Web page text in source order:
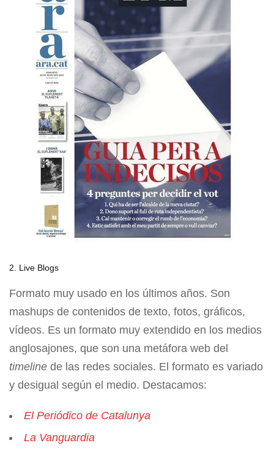
2. Live Blogs
Formato muy usado en los últimos años. Son
mashups de contenidos de texto, fotos, gráficos,
vídeos. Es un formato muy extendido en los medios
anglosajones, que son una metáfora web del
timeline de las redes sociales. El formato es variado
y desigual según el medio. Destacamos:
El Periódico de Catalunya
La Vanguardia